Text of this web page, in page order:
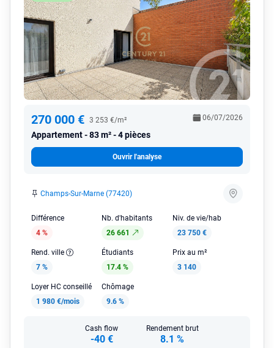
270 000 € 3 253 €/m²
Appartement 83 m² - 4 pièces
06/07/2026
Ouvrir l'analyse
Champs-Sur-Marne (77420)
Différence
4 %
Nb. d'habitants
26 661
Niv. de vie/hab
23 750 €
Rend. ville
7 %
Étudiants
17.4 %
Prix au m²
3 140
Loyer HC conseillé
1 980 €/mois
Chômage
9.6 %
Cash flow
-40 €
Rendement brut
8.1 %